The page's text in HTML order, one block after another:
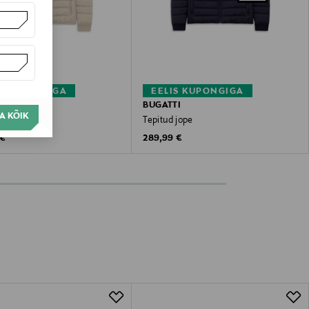
KÕIK
KUPONGIGA
EELIS KUPONGIGA
BUGATTI
Tepitud jope
Original Price
289,99 €